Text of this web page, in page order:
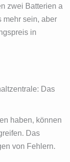
zwei Batterien a
mehr sein, aber
in
Das
haben, können
Das
von Fehlern.